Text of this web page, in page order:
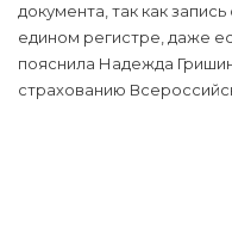
документа, так как
едином регистре, даже
пояснила Надежда
страхованию